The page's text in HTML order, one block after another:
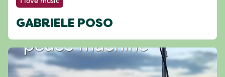
GABRIELE POSO